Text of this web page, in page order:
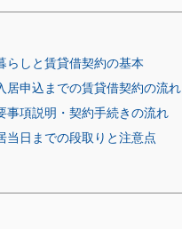
らしと賃貸借契約の基本
居申込までの賃貸借契約の流れ
事項説明・契約手続きの流れ
当日までの段取りと注意点